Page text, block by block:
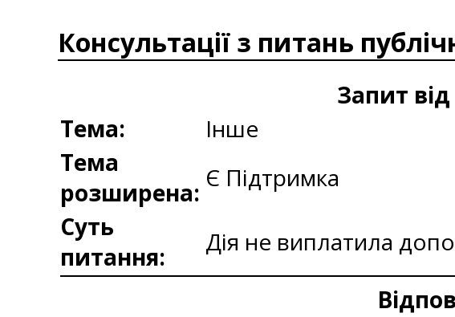
Консультації з питань
Запит
Тема:
Інше
Тема
розширена: Є Підтримка
Суть
питання:
Дія не виплатила